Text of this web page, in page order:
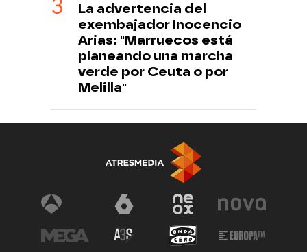
La advertencia del
exembajador Inocencio
Arias: "Marruecos está
planeando una marcha
verde por Ceuta o por
Melilla"